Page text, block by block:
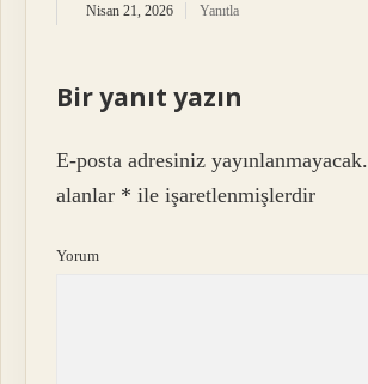
Nisan 21, 2026 Yanıtla
Bir yanıt yazın
E-posta adresiniz yayınlanmayacak.
alanlar * ile işaretlenmişlerdir
Yorum